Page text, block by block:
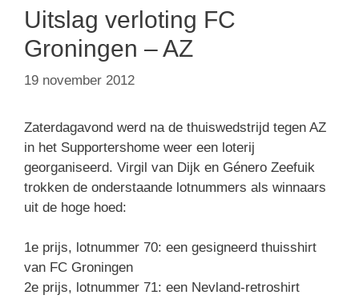
Uitslag verloting FC
Groningen – AZ
19 november 2012
Zaterdagavond werd na de thuiswedstrijd tegen AZ
in het Supportershome weer een loterij
georganiseerd. Virgil van Dijk en Género Zeefuik
trokken de onderstaande lotnummers als winnaars
uit de hoge hoed:
1e prijs, lotnummer 70: een gesigneerd thuisshirt
van FC Groningen
2e prijs, lotnummer 71: een Nevland-retroshirt